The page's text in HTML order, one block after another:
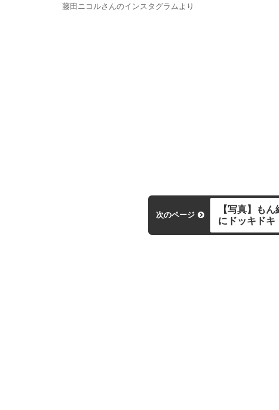
藤田ニコルさんのインスタグラムより
次のページ
【写真】も
にドッキド